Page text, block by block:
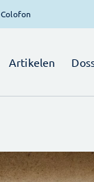
Colofon
Artikelen